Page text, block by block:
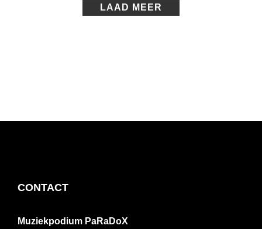
LAAD MEER
FOOTER
CONTACT
Muziekpodium PaRaDoX